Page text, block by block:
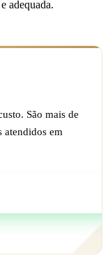
adequada.
São mais de
atendidos em